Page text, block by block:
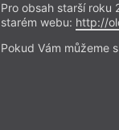
Pro obsah starší roku
starém webu: http://
Pokud Vám můžeme